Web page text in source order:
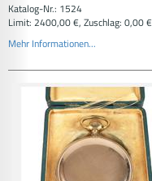
Katalog-Nr.: 1524
Limit: 2400,00 €, Zuschlag: 0,00 €
Mehr Informationen...